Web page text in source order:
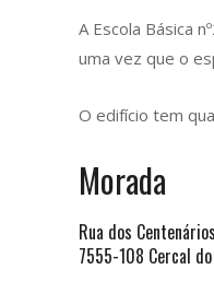
A Escola Básica
uma vez que o
O edifício tem
Morada
Rua dos
7555-108 Cercal